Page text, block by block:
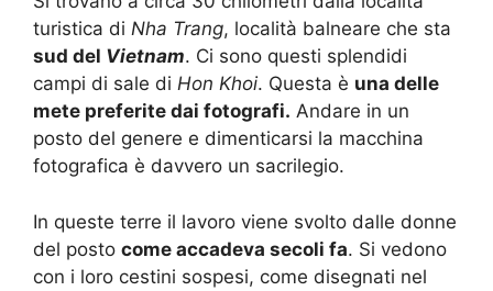
turistica di Nha Trang, località balneare che sta
sud del Vietnam. Ci sono questi splendidi
campi di sale di Hon Khoi. Questa è una delle
mete preferite dai fotografi. Andare in un
posto del genere e dimenticarsi la macchina
fotografica è davvero un sacrilegio.
In queste terre il lavoro viene svolto dalle donne
del posto come accadeva secoli fa. Si vedono
con i loro cestini sospesi, come disegnati nel